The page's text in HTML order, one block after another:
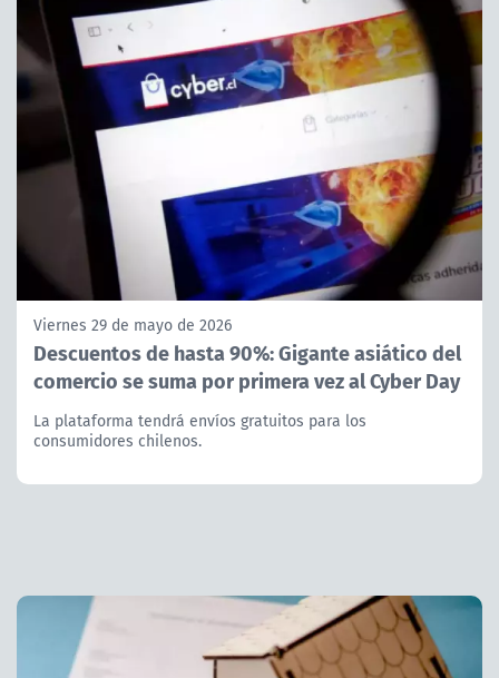
Viernes 29 de mayo de 2026
Descuentos de hasta 90%: Gigante asiático del
comercio se suma por primera vez al Cyber Day
La plataforma tendrá envíos gratuitos para los
consumidores chilenos.